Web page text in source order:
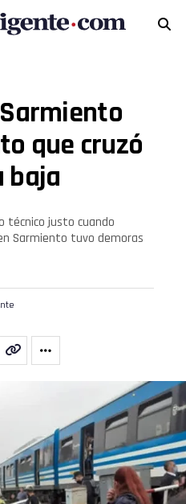
que cruzó
baja
técnico justo cuando
Sarmiento tuvo demoras